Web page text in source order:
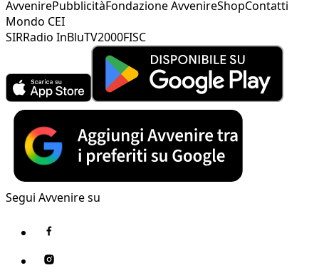
AvvenirePubblicitàFondazione AvvenireShopContatti
Mondo CEI
SIRRadio InBluTV2000FISC
Segui Avvenire su